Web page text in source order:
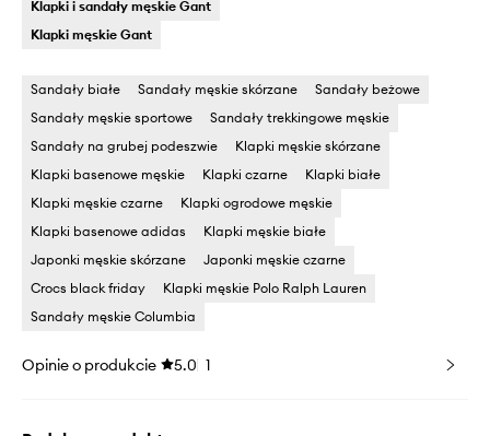
Klapki i sandały męskie Gant
Klapki męskie Gant
Sandały białe Sandały męskie skórzane
Sandały beżowe
Sandały męskie sportowe
Sandały trekkingowe męskie
Sandały na grubej podeszwie
Klapki męskie skórzane
Klapki basenowe męskie
Klapki czarne
Klapki białe
Klapki męskie czarne
Klapki ogrodowe męskie
Klapki basenowe adidas
Klapki męskie białe
Japonki męskie skórzane
Japonki męskie czarne
Crocs black friday
Klapki męskie Polo Ralph Lauren
Sandały męskie Columbia
Opinie o produkcie 5.0 1